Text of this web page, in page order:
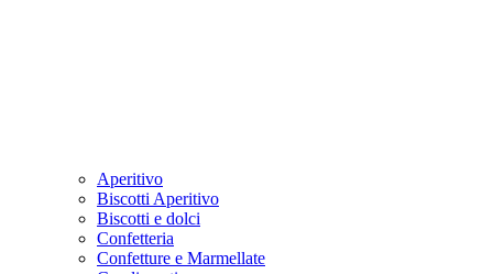
Aperitivo
Biscotti Aperitivo
Biscotti e dolci
Confetteria
Confetture e Marmellate